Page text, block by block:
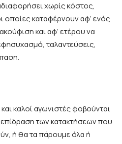
χωρίς κόστος,
οποίες καταφέρνουν αφ’ ενός
και αφ’ ετέρου να
ταλαντεύσεις,
καλοί αγωνιστές φοβούνται
των κατακτήσεων που
ή θα τα πάρουμε όλα ή